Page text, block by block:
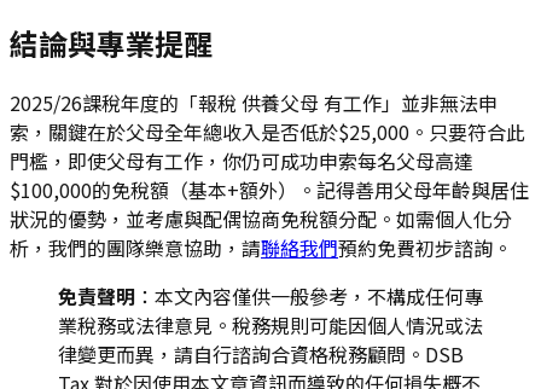
結論與專業提醒
2025/26課稅年度的「報稅 供養父母 有工作」並非無法申
索，關鍵在於父母全年總收入是否低於$25,000。只要符合此
門檻，即使父母有工作，你仍可成功申索每名父母高達
$100,000的免稅額（基本+額外）。記得善用父母年齡與居住
狀況的優勢，並考慮與配偶協商免稅額分配。如需個人化分
析，我們的團隊樂意協助，請聯絡我們預約免費初步諮詢。
免責聲明 ：本文內容僅供一般參考，不構成任何專
業稅務或法律意見。稅務規則可能因個人情況或法
律變更而異，請自行諮詢合資格稅務顧問。DSB
Tax 對於因使用本文章資訊而導致的任何損失概不